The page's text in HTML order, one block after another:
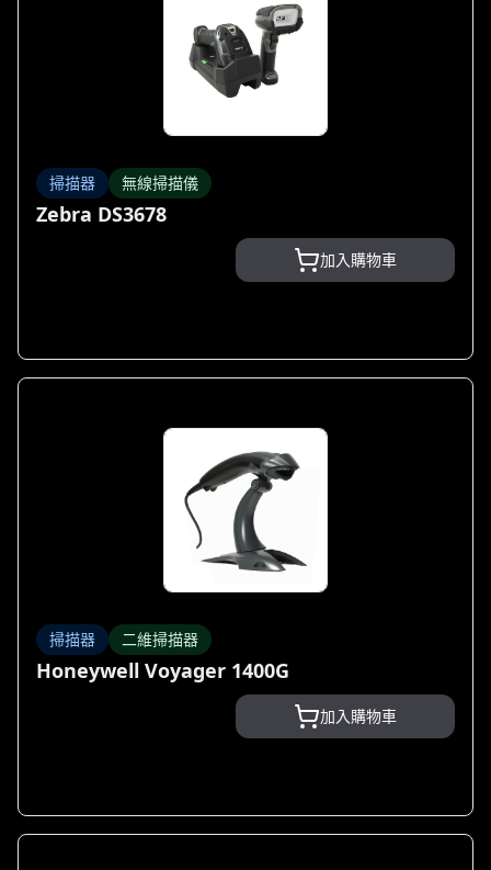
掃描器 無線掃描儀
Zebra DS3678
加入購物車
掃描器 二維掃描器
Honeywell Voyager 1400G
加入購物車